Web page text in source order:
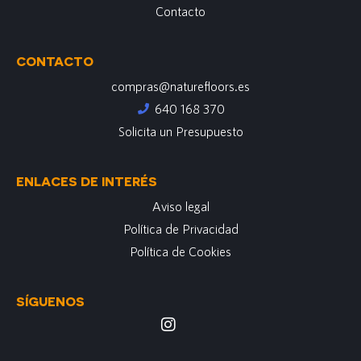
Contacto
CONTACTO
compras@naturefloors.es
640 168 370
Solicita un Presupuesto
ENLACES DE INTERÉS
Aviso legal
Política de Privacidad
Política de Cookies
SÍGUENOS